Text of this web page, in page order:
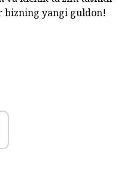
bizning yangi guldon!